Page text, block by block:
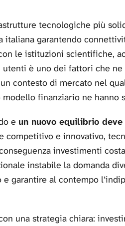
tecnologiche più
garantendo
le istituzioni scientifiche,
è uno dei fattori che
contesto di mercato nel
finanziario ne hanno
e un nuovo equilibrio
competitivo e innovativo,
investimenti
instabile la domanda
garantire al contempo
una strategia chiara: